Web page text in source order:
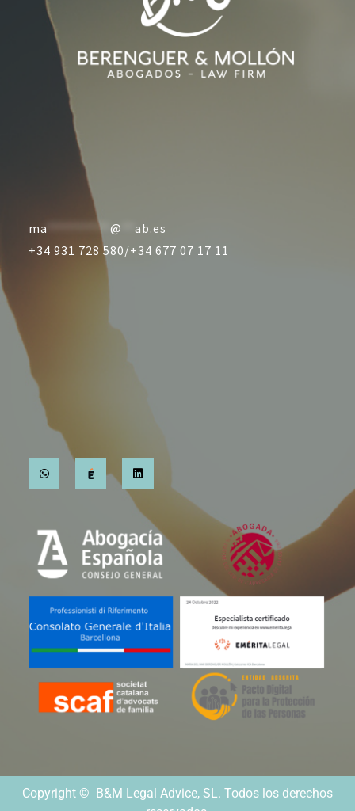
ma ********** @
ab.es
+34 931 728 580/+34 677 07 17 11
Copyright © B&M Legal Advice, SL. Todos los derechos